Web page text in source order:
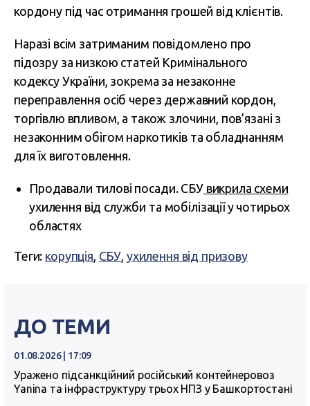
кордону під час отримання грошей від клієнтів.
Наразі всім затриманим повідомлено про
підозру за низкою статей Кримінального
кодексу України, зокрема за незаконне
переправлення осіб через державний кордон,
торгівлю впливом, а також злочини, пов’язані з
незаконним обігом наркотиків та обладнанням
для їх виготовлення.
Продавали тилові посади. СБУвикрила схеми
ухилення від служби та мобілізації у чотирьох
областях
Теги: корупція, СБУ, ухилення від призову
ДО ТЕМИ
01.08.2026 | 17:09
Уражено підсанкційний російський контейнеровоз
Yanina та інфраструктуру трьох НПЗ у Башкортостані